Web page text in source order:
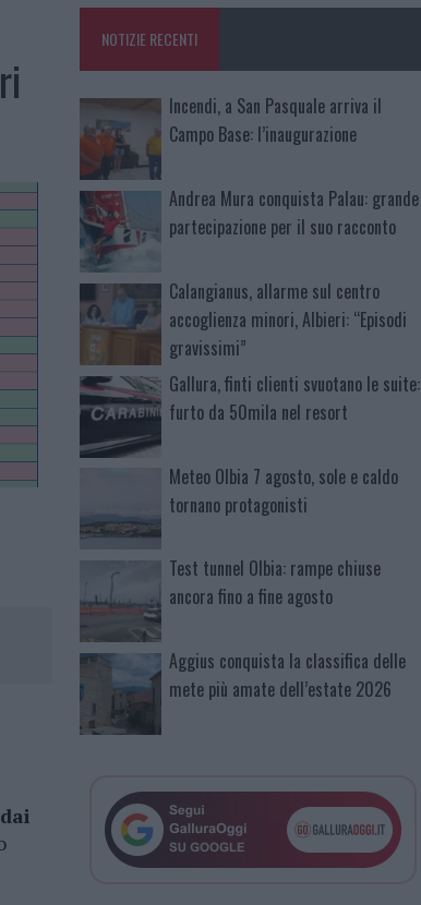
NOTIZIE RECENTI
Incendi, a San Pasquale arriva il
Campo Base: l’inaugurazione
Andrea Mura conquista Palau: grande
partecipazione per il suo racconto
Calangianus, allarme sul centro
accoglienza minori, Albieri: “Episodi
gravissimi”
Gallura, finti clienti svuotano le suite:
furto da 50mila nel resort
Meteo Olbia 7 agosto, sole e caldo
tornano protagonisti
Test tunnel Olbia: rampe chiuse
ancora fino a fine agosto
Aggius conquista la classifica delle
mete più amate dell’estate 2026